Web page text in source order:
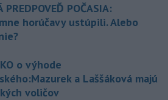
PREDPOVEĎ POČASIA:
horúčavy ustúpili. Alebo
o výhode
a Laššáková majú
voličov